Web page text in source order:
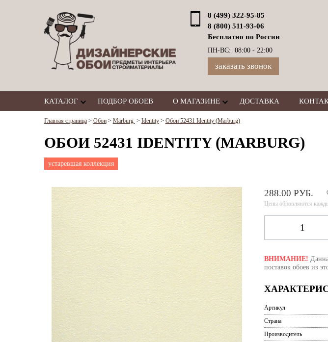
8 (499) 322-95-85
8 (800) 511-93-06
Бесплатно по России
ПН-ВС: 08:00 - 22:00
заказать звонок
КАТАЛОГ ПОДБОР ОБОЕВ О МАГАЗИНЕ ДОСТАВКА
Главная страница> Обои> Marburg > Identity> Обои 52431 Identity (Marburg)
ОБОИ 52431 IDENTITY (MARBURG)
устаревшая коллекция
288.00 РУБ.
Цены обновляются
ВНИМАНИЕ!
поставок обоев из
Артикул
Страна
Производитель